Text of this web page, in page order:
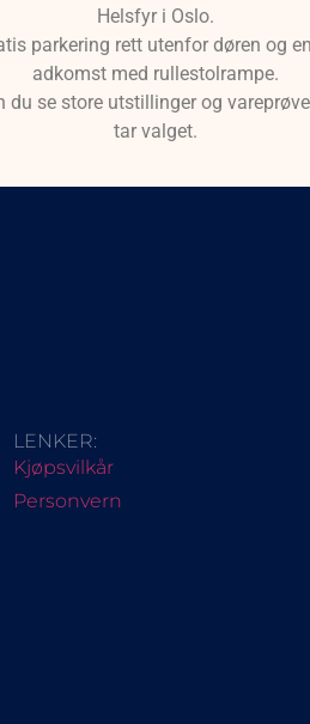
Helsfyr i Oslo.
parkering rett utenfor døren og
adkomst med rullestolrampe.
du se store utstillinger og
tar valget.
LENKER:
Kjøpsvilkår
Personvern